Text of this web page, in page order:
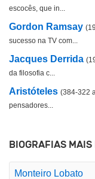
escocês, que in...
Gordon Ramsay
sucesso na TV com...
Jacques Derrida
da filosofia c...
Aristóteles (384-322
pensadores...
BIOGRAFIAS MAIS
Monteiro Lobato